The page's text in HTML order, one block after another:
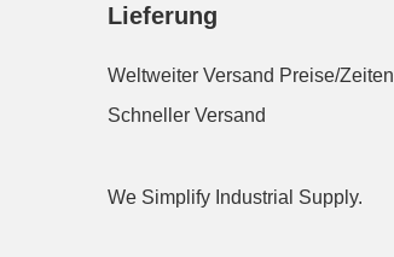
Lieferung
Weltweiter Versand Preise/Zeiten
Schneller Versand
We Simplify Industrial Supply.